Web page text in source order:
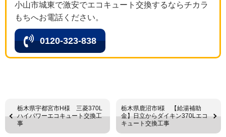
小山市城東で激安でエコキュート交換するならチカラ
もちへお電話ください。
0120-323-838
栃木県宇都宮市H様 三菱370L
ハイパワーエコキュート交換工
事
栃木県鹿沼市I様 【給湯補助
金】日立からダイキン370Lエコ
キュート交換工事